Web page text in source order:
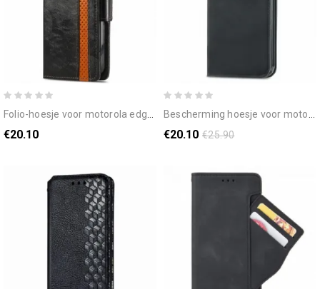
folio-hoesje voor motorola edge 20 tweekleurige dubbele sluiting
€20.10
bescherming hoesje voor motorola edge 20 folio-hoesje skin-touch-ontwerp
€20.10 €25.90